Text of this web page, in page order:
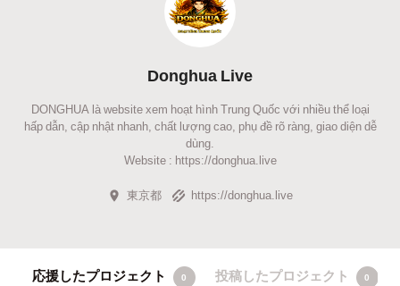
Donghua Live
DONGHUA là website xem hoạt hình Trung Quốc với nhiều thể loại
hấp dẫn, cập nhật nhanh, chất lượng cao, phụ đề rõ ràng, giao diện dễ
dùng.
Website : https://donghua.live
東京都 https://donghua.live
応援したプロジェクト 0 投稿したプロジェクト 0